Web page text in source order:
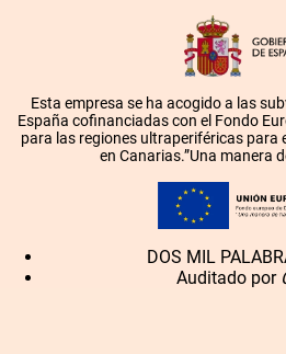
Esta empresa se ha acogido a las
España cofinanciadas con el Fondo
para las regiones ultraperiféricas para
en Canarias.”Una manera
DOS MIL
Auditado por